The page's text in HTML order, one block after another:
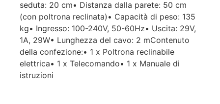
seduta: 20 cm• Distanza dalla parete: 50 cm
(con poltrona reclinata)• Capacità di peso: 135
kg• Ingresso: 100-240V, 50-60Hz• Uscita: 29V,
1A, 29W• Lunghezza del cavo: 2 mContenuto
della confezione:• 1 x Poltrona reclinabile
elettrica• 1 x Telecomando• 1 x Manuale di
istruzioni